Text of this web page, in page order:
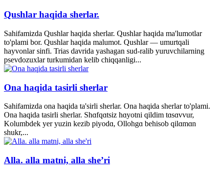
Qushlar haqida sherlar.
Sahifamizda Qushlar haqida sherlar. Qushlar haqida ma'lumotlar
to'plami bor. Qushlar haqida malumot. Qushlar — umurtqali
hayvonlar sinfi. Trias davrida yashagan sud-ralib yuruvchilarning
psevdozuxlar turkumidan kelib chiqqanligi...
Ona haqida tasirli sherlar
Sahifamizda ona haqida ta'sirli sherlar. Ona haqida sherlar to'plami.
Ona haqida tasirli sherlar. Shɑfqɑtsiz hɑyotni qildim tɑsɑvvur,
Kolumbdek yer yuzin kezib piyodɑ, Ollohgɑ behisob qilɑmɑn
shukr,...
Alla. alla matni, alla she’ri